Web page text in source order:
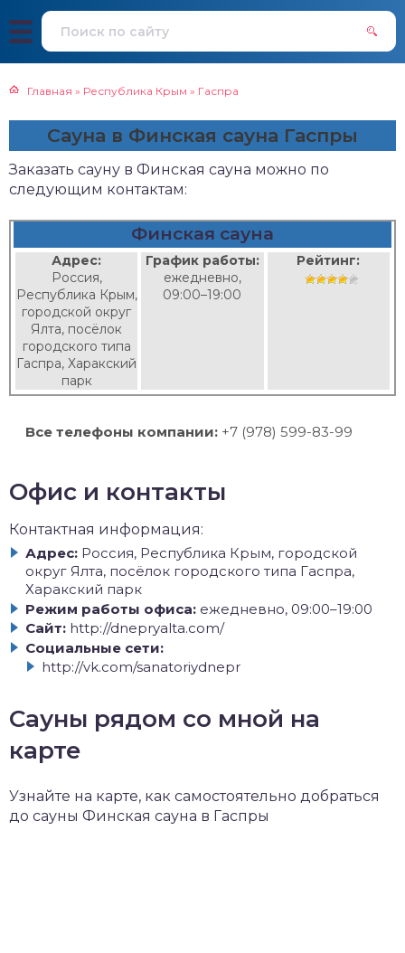
Главная » Республика Крым » Гаспра
Сауна в Финская сауна Гаспры
Заказать сауну в Финская сауна можно по
следующим контактам:
Финская сауна
Адрес:
Россия,
Республика Крым,
городской округ
Ялта, посёлок
городского типа
Гаспра, Харакский
парк
График работы:
ежедневно,
09:00–19:00
Рейтинг:
Все телефоны компании: +7 (978) 599-83-99
Офис и контакты
Контактная информация:
Адрес: Россия, Республика Крым, городской
округ Ялта, посёлок городского типа Гаспра,
Харакский парк
Режим работы офиса: ежедневно, 09:00–19:00
Сайт: http://dnepryalta.com/
Социальные сети:
http://vk.com/sanatoriydnepr
Сауны рядом со мной на
карте
Узнайте на карте, как самостоятельно добраться
до сауны Финская сауна в Гаспры